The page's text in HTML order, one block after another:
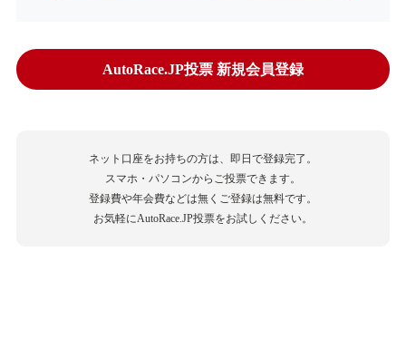
AutoRace.JP投票 新規会員登録
ネット口座をお持ちの方は、即日で登録完了。
スマホ・パソコンからご投票できます。
登録費や年会費などは無くご登録は無料です。
お気軽にAutoRace.JP投票をお試しください。